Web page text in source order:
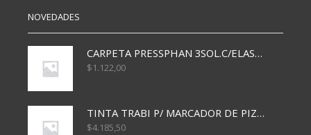
NOVEDADES
CARPETA PRESSPHAN 3SOL.C/ELAST MARRON A4 P01A
$1.122,00
TINTA TRABI P/ MARCADOR DE PIZARRA x30ml AZUL
$4.185,50